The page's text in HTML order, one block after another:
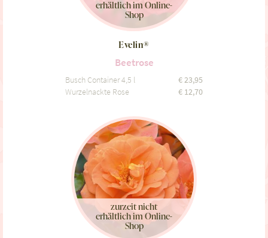
erhältlich im Online-
Shop
Evelin®
Beetrose
Busch Container 4,5 l €23,95
Wurzelnackte Rose
€ 12,70
zurzeit nicht
erhältlich im Online-
Shop